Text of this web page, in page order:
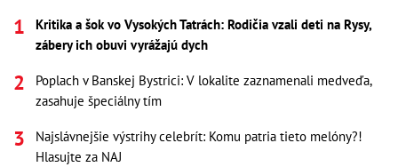
Kritika a šok vo Vysokých Tatrách: Rodičia vzali deti na Rysy,
zábery ich obuvi vyrážajú dych
Poplach v Banskej Bystrici: V lokalite zaznamenali medveďa,
zasahuje špeciálny tím
Najslávnejšie výstrihy celebrít: Komu patria tieto melóny?!
Hlasujte za NAJ